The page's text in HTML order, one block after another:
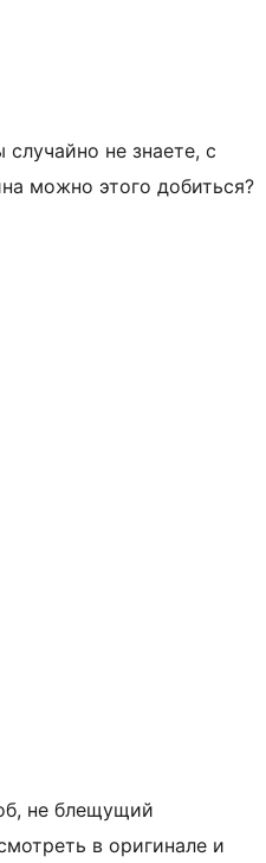
не знаете, с
можно этого добиться?
не блещущий
в оригинале и